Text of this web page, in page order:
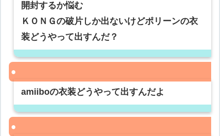
開封するか悩む
ＫＯＮＧの破片しか出ないけどポリーンの衣
装どうやって出すんだ？
amiiboの衣装どうやって出すんだよ